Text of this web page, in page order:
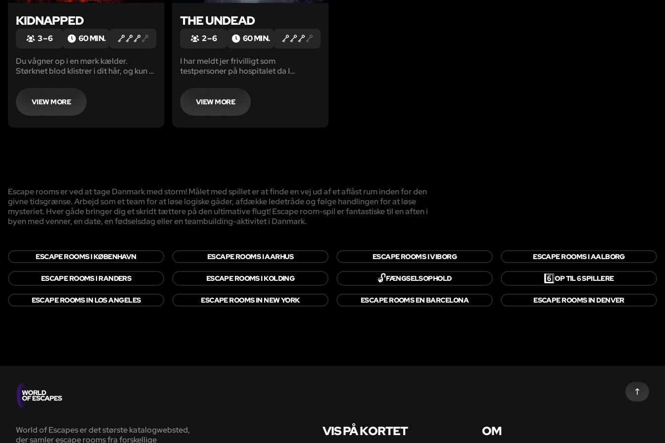
KIDNAPPED
3 – 6 60 MIN.
Du vågner op i en mørk kælder.
Størknet blod klistrer i dit hår, og kun et
kælderlokale. Du forsøger at tage et
skridt ud i rummet, men opdager at din
højre hånd er fastholdt af håndjern.
VIEW MORE
THE UNDEAD
2 – 6 60 MIN.
I har meldt jer frivilligt som
testpersoner på hospitalet da I
frygtelige zombievirus.
Videnskabsfolk har længe arbejdet for
at finde en modgift, men uden held – i
VIEW MORE
Escape rooms er ved at tage Danmark med storm! Målet med spillet er at finde en vej ud af et aflåst rum inden for den
givne tidsgrænse. Arbejd som et team for at løse logiske gåder, afdække ledetråde og følge handlingen for at løse
mysteriet. Hver gåde bringer dig et skridt tættere på den ultimative flugt! Escape room-spil er fantastiske til en aften i
byen med venner, en date, en fødselsdag eller en teambuilding-aktivitet i Danmark.
ESCAPE ROOMS I KØBENHAVN ESCAPE ROOMS I AARHUS ESCAPE ROOMS I VIBORG ESCAPE ROOMS I AALBORG
ESCAPE ROOMS I RANDERS ESCAPE ROOMS I KOLDING 🔓FÆNGSELSOPHOLD 6️⃣OP TIL 6 SPILLERE
ESCAPE ROOMS IN LOS ANGELES ESCAPE ROOMS IN NEW YORK ESCAPE ROOMS EN BARCELONA ESCAPE ROOMS IN DENVER
World of Escapes er det største katalogwebsted,
der samler escape rooms fra forskellige
VIS PÅ KORTET OM